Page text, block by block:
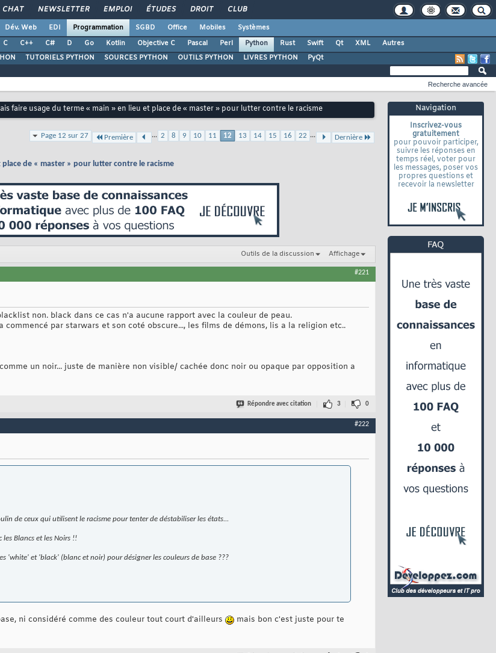
CHAT NEWSLETTER EMPLOI ÉTUDES DROIT CLUB
Dév. Web EDI Programmation SGBD Office Mobiles
Systèmes
C C++ C# D Go Kotlin Objective C Pascal Perl Python Rust Swift Qt XML
Autres
TUTORIELS PYTHON SOURCES PYTHON OUTILS PYTHON LIVRES PYTHON PyQt
Navigation
Inscrivez-vous
gratuitement
pour pouvoir participer,
suivre les réponses en
temps réel, voter pour
les messages, poser vos
propres questions et
recevoir la newsletter
Recherche avancée
faire usage du terme « main » en lieu et place de « master » pour lutter contre le racisme
Page 12 sur 27 Première ... 2 8 9 10 11 12 13 14 15 16 22 ... Dernière
de « master » pour lutter contre le racisme
Outils de la discussion Affichage
#221
non. black dans ce cas n'a aucune rapport avec la couleur de peau.
par starwars et son coté obscure..., les films de démons, lis a la religion etc..
un noir... juste de manière non visible/ cachée donc noir ou opaque par opposition a
Répondre avec citation 3 0
#222
de ceux qui utilisent le racisme pour tenter de déstabiliser les états...
Blancs et les Noirs !!
'white' et 'black' (blanc et noir) pour désigner les couleurs de base ???
ni considéré comme des couleur tout court d'ailleurs
mais bon c'est juste pour te